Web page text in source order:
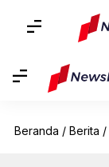
Beranda / Berita /